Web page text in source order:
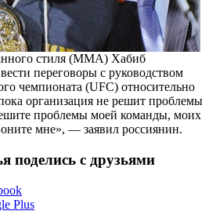
стиля (MMA) Хабиб
переговоры с руководством
чемпионата (UFC) относительно
организация не решит проблемы
проблемы моей команды, моих
мне», — заявил россиянин.
поделись с друзьями